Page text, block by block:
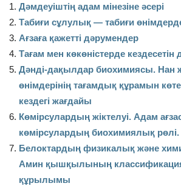
Дәмдеуіштің адам мінезіне әсері
Табиғи сұлулық — табиғи
Ағзаға қажетті дәрумендер
Тағам мен көкөністерде
Дәнді-дақылдар биохимиясы. Нан
өнімдерінің тағамдық құрамын
кездегі жағдайы
Көмірсулардың жіктелуі. Адам
көмірсулардың биохимиялық рөлі.
Белоктардың физикалық және
Амин қышқылының
құрылымы